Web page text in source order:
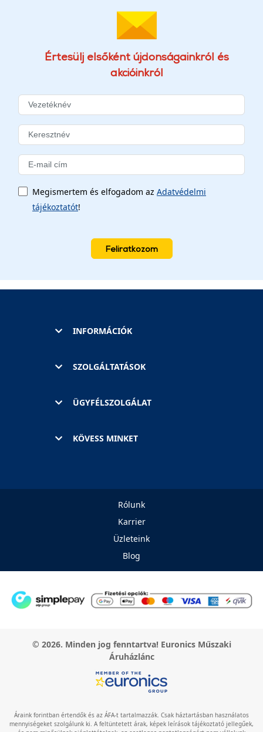
Értesülj elsőként újdonságainkról és
akcióinkról
Megismertem és elfogadom az Adatvédelmi
tájékoztatót!
Feliratkozom
INFORMÁCIÓK
SZOLGÁLTATÁSOK
ÜGYFÉLSZOLGÁLAT
KÖVESS MINKET
Rólunk
Karrier
Üzleteink
Blog
© 2026. Minden jog fenntartva! Euronics Műszaki
Áruházlánc
Áraink forintban értendők és az ÁFA-t tartalmazzák. Csak háztartásban használatos
mennyiségeket szolgálunk ki. A feltüntetett árak, képek leírások tájékoztató jellegűek,